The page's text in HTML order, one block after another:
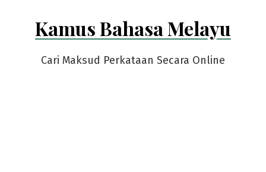
Kamus Bahasa Melayu
Cari Maksud Perkataan Secara Online